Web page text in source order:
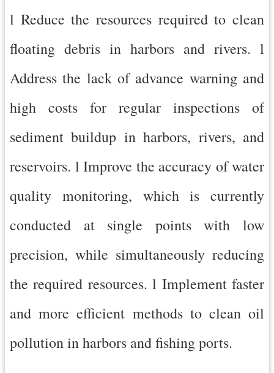
l Reduce the resources required to clean
floating debris in harbors and rivers. l
Address the lack of advance warning and
high costs for regular inspections of
sediment buildup in harbors, rivers, and
reservoirs. l Improve the accuracy of water
quality monitoring, which is currently
conducted at single points with low
precision, while simultaneously reducing
the required resources. l Implement faster
and more efficient methods to clean oil
pollution in harbors and fishing ports.